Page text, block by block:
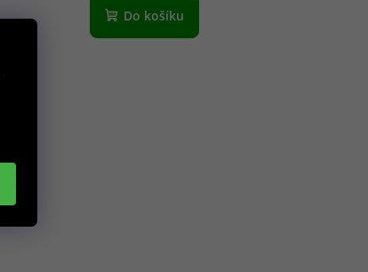
Do košíku